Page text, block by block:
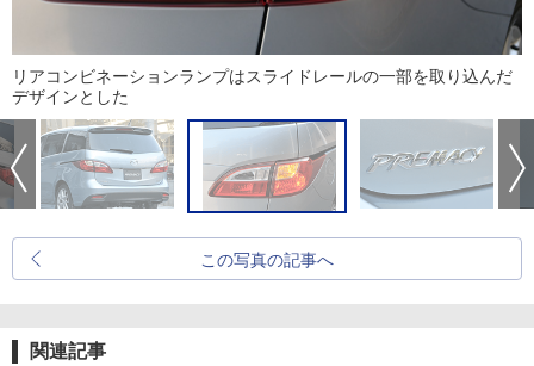
リアコンビネーションランプはスライドレールの一部を取り込んだ
デザインとした
この写真の記事へ
関連記事